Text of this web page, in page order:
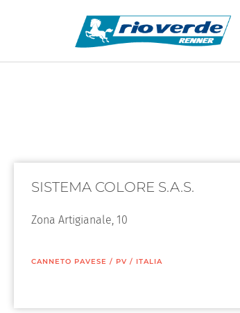
SISTEMA COLORE S.A.S.
Zona Artigianale, 10
CANNETO PAVESE / PV / ITALIA